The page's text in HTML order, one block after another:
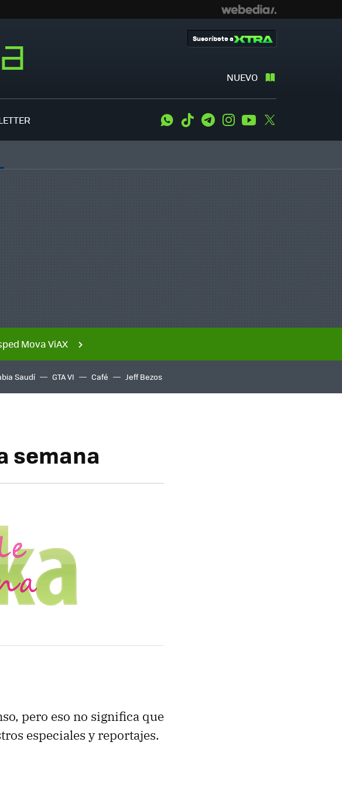
NUEVO
Suscríbete a
WhatsApp
Tiktok TelegramInstagramYoutube
Mova ViAX
Saudí GTA VI Café Jeff Bezos
semana
pero eso no significa que
especiales y reportajes.